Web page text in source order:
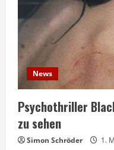
News
Psychothriller
zu sehen
Simon Schröder 1.